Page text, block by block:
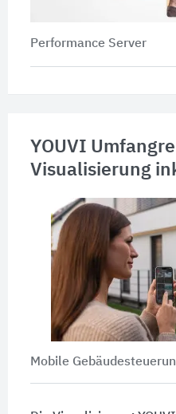
Performance Server
YOUVI
Visualisierung
Mobile